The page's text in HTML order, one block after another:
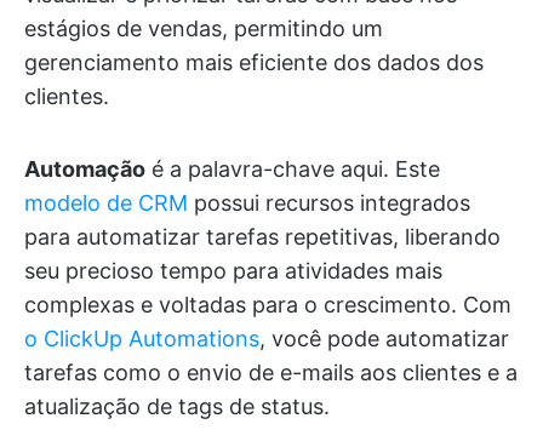
estágios de vendas, permitindo um
gerenciamento mais eficiente dos dados dos
clientes.
Automação é a palavra-chave aqui. Este
modelo de CRM possui recursos integrados
para automatizar tarefas repetitivas, liberando
seu precioso tempo para atividades mais
complexas e voltadas para o crescimento. Com
o ClickUp Automations, você pode automatizar
tarefas como o envio de e-mails aos clientes e a
atualização de tags de status.